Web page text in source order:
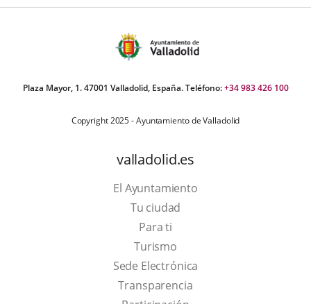
Plaza Mayor, 1. 47001 Valladolid, España. Teléfono:+34 983 426 100
Copyright 2025 - Ayuntamiento de Valladolid
valladolid.es
El Ayuntamiento
Tu ciudad
Para ti
TurismoThis
link
will
Sede Electrónica
Transparencia